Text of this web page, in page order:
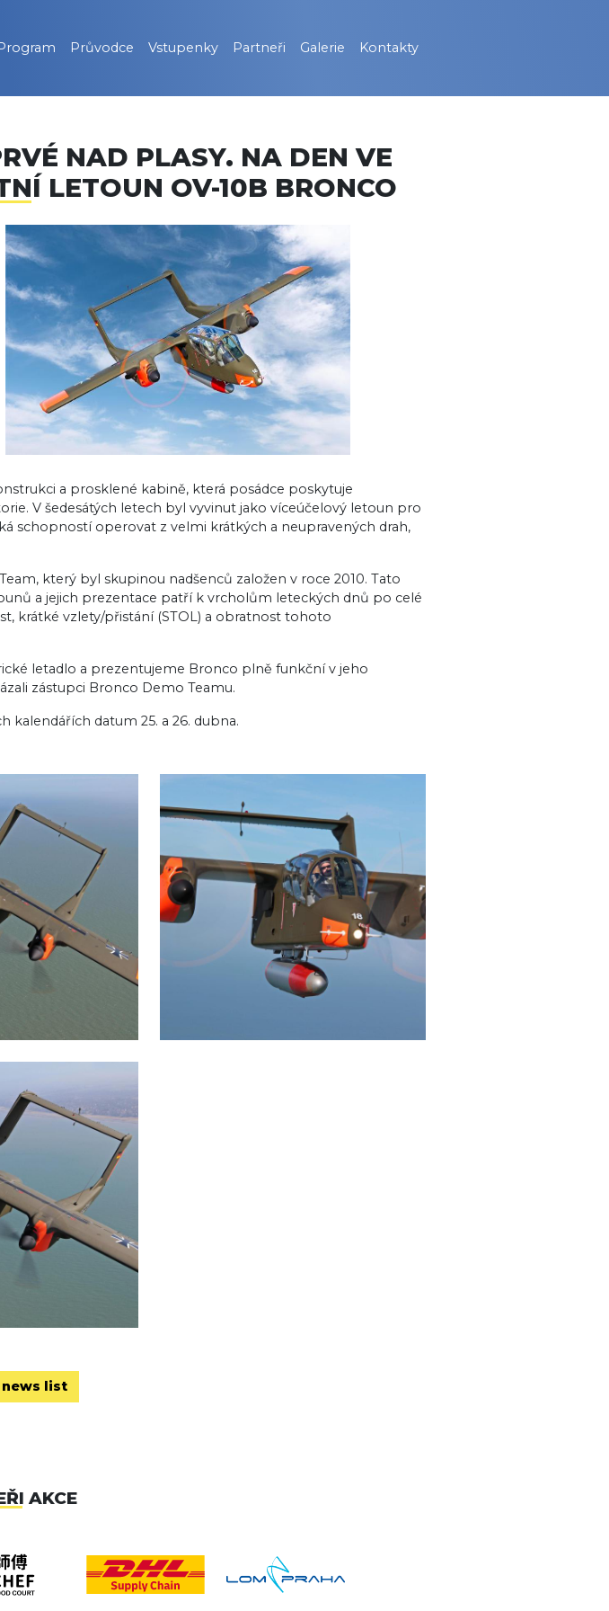
Průvodce Vstupenky Partneři Galerie Kontakty
NAD PLASY. NA DEN VE
LETOUN OV-10B BRONCO
a prosklené kabině, která posádce poskytuje
V šedesátých letech byl vyvinut jako víceúčelový letoun pro
schopností operovat z velmi krátkých a neupravených drah,
který byl skupinou nadšenců založen v roce 2010. Tato
a jejich prezentace patří k vrcholům leteckých dnů po celé
krátké vzlety/přistání (STOL) a obratnost tohoto
letadlo a prezentujeme Bronco plně funkční v jeho
zástupci Bronco Demo Teamu.
kalendářích datum 25. a 26. dubna.
news list
AKCE